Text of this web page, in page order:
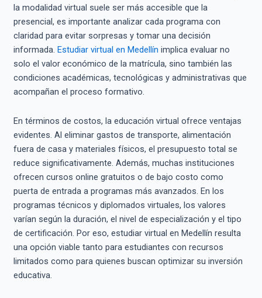
la modalidad virtual suele ser más accesible que la
presencial, es importante analizar cada programa con
claridad para evitar sorpresas y tomar una decisión
informada. Estudiar virtual en Medellín implica evaluar no
solo el valor económico de la matrícula, sino también las
condiciones académicas, tecnológicas y administrativas que
acompañan el proceso formativo.
En términos de costos, la educación virtual ofrece ventajas
evidentes. Al eliminar gastos de transporte, alimentación
fuera de casa y materiales físicos, el presupuesto total se
reduce significativamente. Además, muchas instituciones
ofrecen cursos online gratuitos o de bajo costo como
puerta de entrada a programas más avanzados. En los
programas técnicos y diplomados virtuales, los valores
varían según la duración, el nivel de especialización y el tipo
de certificación. Por eso, estudiar virtual en Medellín resulta
una opción viable tanto para estudiantes con recursos
limitados como para quienes buscan optimizar su inversión
educativa.